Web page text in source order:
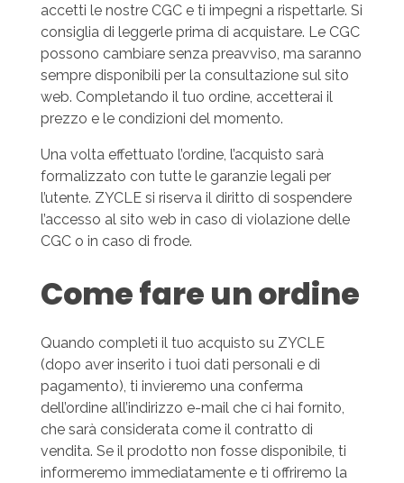
accetti le nostre CGC e ti impegni a rispettarle. Si
consiglia di leggerle prima di acquistare. Le CGC
possono cambiare senza preavviso, ma saranno
sempre disponibili per la consultazione sul sito
web. Completando il tuo ordine, accetterai il
prezzo e le condizioni del momento.
Una volta effettuato l’ordine, l’acquisto sarà
formalizzato con tutte le garanzie legali per
l’utente. ZYCLE si riserva il diritto di sospendere
l’accesso al sito web in caso di violazione delle
CGC o in caso di frode.
Come fare un ordine
Quando completi il tuo acquisto su ZYCLE
(dopo aver inserito i tuoi dati personali e di
pagamento), ti invieremo una conferma
dell’ordine all’indirizzo e-mail che ci hai fornito,
che sarà considerata come il contratto di
vendita. Se il prodotto non fosse disponibile, ti
informeremo immediatamente e ti offriremo la